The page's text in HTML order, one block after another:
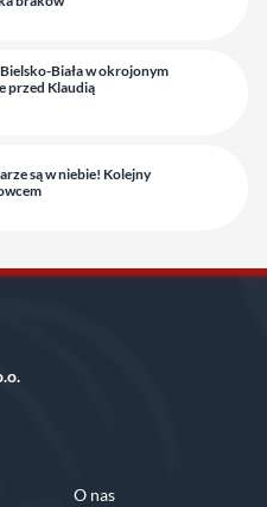
Biała w okrojonym
przed Klaudią
są w niebie! Kolejny
O nas